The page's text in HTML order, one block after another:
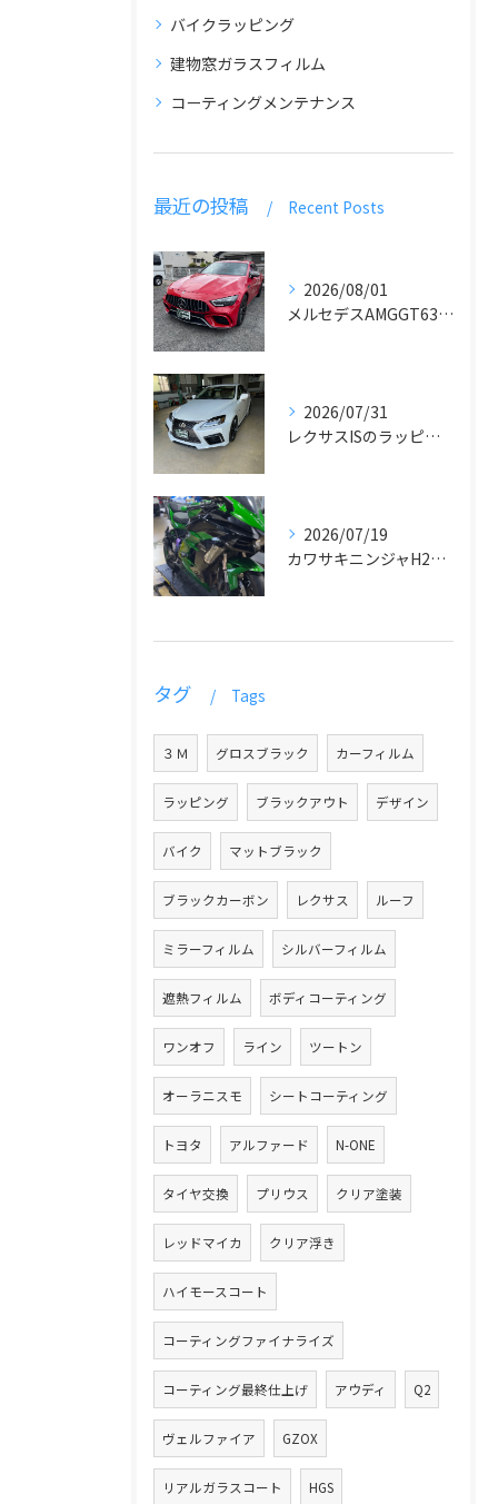
バイクラッピング
建物窓ガラスフィルム
コーティングメンテナンス
最近の投稿 Recent Posts
2026/08/01
メルセデスAMGGT63のラッピング
2026/07/31
レクサスISのラッピングとデカール貼り
2026/07/19
カワサキニンジャH2SXラッピング
タグ Tags
３Ｍ グロスブラック カーフィルム
ラッピング ブラックアウト デザイン
バイク マットブラック
ブラックカーボン レクサス ルーフ
ミラーフィルム シルバーフィルム
遮熱フィルム ボディコーティング
ワンオフ ライン ツートン
オーラニスモ シートコーティング
トヨタ アルファード N-ONE
タイヤ交換 プリウス クリア塗装
レッドマイカ クリア浮き
ハイモースコート
コーティングファイナライズ
コーティング最終仕上げ アウディ Q2
ヴェルファイア GZOX
リアルガラスコート HGS